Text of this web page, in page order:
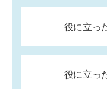
役に立っ
役に立っ